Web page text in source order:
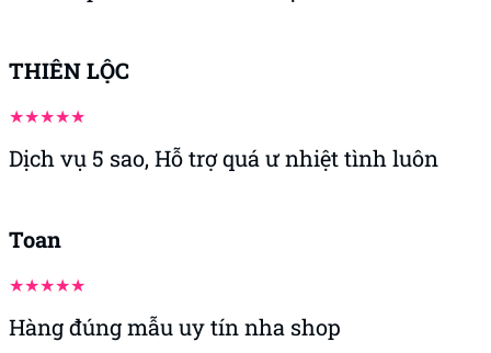
Sp dùng tốt nhé
Trần Chiến
sản phẩm ok, giao hàng nhanh, chăm sóc chu
đáo